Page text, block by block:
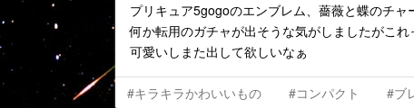
プリキュア5gogoのエンブレム、薔薇と蝶のチャ
何か転用のガチャが出そうな気がしましたがこ
可愛いしまた出して欲しいなぁ
#キラキラかわいいもの #コンパクト #ブ